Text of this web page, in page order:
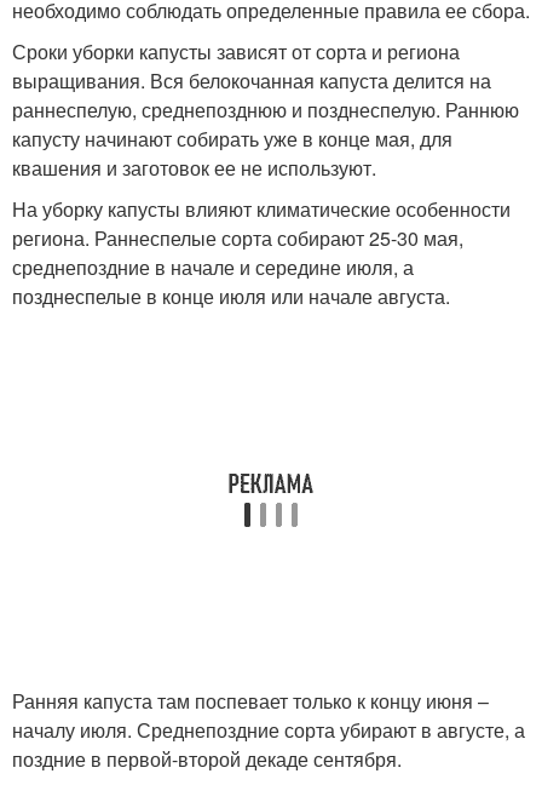
необходимо соблюдать определенные правила ее сбора.
Сроки уборки капусты зависят от сорта и региона
выращивания. Вся белокочанная капуста делится на
раннеспелую, среднепозднюю и позднеспелую. Раннюю
капусту начинают собирать уже в конце мая, для
квашения и заготовок ее не используют.
На уборку капусты влияют климатические особенности
региона. Раннеспелые сорта собирают 25-30 мая,
среднепоздние в начале и середине июля, а
позднеспелые в конце июля или начале августа.
Ранняя капуста там поспевает только к концу июня –
началу июля. Среднепоздние сорта убирают в августе, а
поздние в первой-второй декаде сентября.